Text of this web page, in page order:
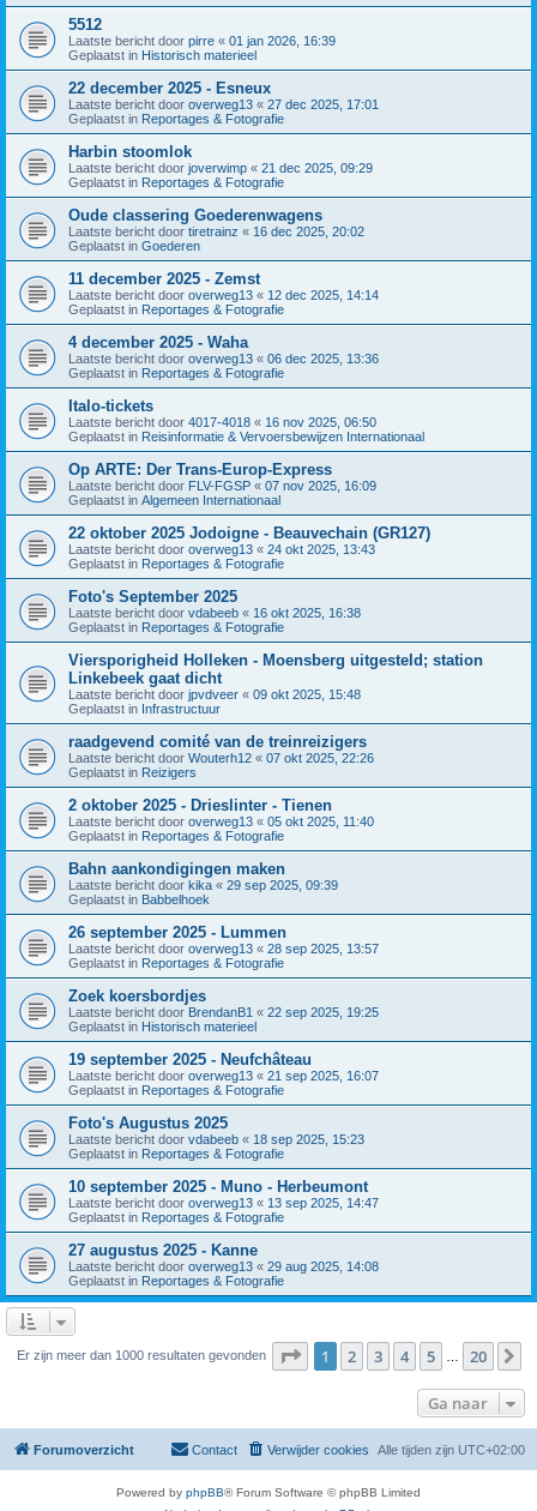
5512
Laatste bericht door pirre « 01 jan 2026, 16:39
Geplaatst in Historisch materieel
22 december 2025 - Esneux
Laatste bericht door overweg13 « 27 dec 2025, 17:01
Geplaatst in Reportages & Fotografie
Harbin stoomlok
Laatste bericht door joverwimp « 21 dec 2025, 09:29
Geplaatst in Reportages & Fotografie
Oude classering Goederenwagens
Laatste bericht door tiretrainz « 16 dec 2025, 20:02
Geplaatst in Goederen
11 december 2025 - Zemst
Laatste bericht door overweg13 « 12 dec 2025, 14:14
Geplaatst in Reportages & Fotografie
4 december 2025 - Waha
Laatste bericht door overweg13 « 06 dec 2025, 13:36
Geplaatst in Reportages & Fotografie
Italo-tickets
Laatste bericht door 4017-4018 « 16 nov 2025, 06:50
Geplaatst in Reisinformatie & Vervoersbewijzen Internationaal
Op ARTE: Der Trans-Europ-Express
Laatste bericht door FLV-FGSP « 07 nov 2025, 16:09
Geplaatst in Algemeen Internationaal
22 oktober 2025 Jodoigne - Beauvechain (GR127)
Laatste bericht door overweg13 « 24 okt 2025, 13:43
Geplaatst in Reportages & Fotografie
Foto's September 2025
Laatste bericht door vdabeeb « 16 okt 2025, 16:38
Geplaatst in Reportages & Fotografie
Viersporigheid Holleken - Moensberg uitgesteld; station
Linkebeek gaat dicht
Laatste bericht door jpvdveer « 09 okt 2025, 15:48
Geplaatst in Infrastructuur
raadgevend comité van de treinreizigers
Laatste bericht door Wouterh12 « 07 okt 2025, 22:26
Geplaatst in Reizigers
2 oktober 2025 - Drieslinter - Tienen
Laatste bericht door overweg13 « 05 okt 2025, 11:40
Geplaatst in Reportages & Fotografie
Bahn aankondigingen maken
Laatste bericht door kika « 29 sep 2025, 09:39
Geplaatst in Babbelhoek
26 september 2025 - Lummen
Laatste bericht door overweg13 « 28 sep 2025, 13:57
Geplaatst in Reportages & Fotografie
Zoek koersbordjes
Laatste bericht door BrendanB1 « 22 sep 2025, 19:25
Geplaatst in Historisch materieel
19 september 2025 - Neufchâteau
Laatste bericht door overweg13 « 21 sep 2025, 16:07
Geplaatst in Reportages & Fotografie
Foto's Augustus 2025
Laatste bericht door vdabeeb « 18 sep 2025, 15:23
Geplaatst in Reportages & Fotografie
10 september 2025 - Muno - Herbeumont
Laatste bericht door overweg13 « 13 sep 2025, 14:47
Geplaatst in Reportages & Fotografie
27 augustus 2025 - Kanne
Laatste bericht door overweg13 « 29 aug 2025, 14:08
Geplaatst in Reportages & Fotografie
Er zijn meer dan 1000 resultaten gevonden Pagina van 20
1 2 3 4 5 20
Ga naar
Forumoverzicht Alle tijden zijn UTC+02:00
Verwijder cookies
Contact
Powered by phpBB® Forum Software © phpBB Limited